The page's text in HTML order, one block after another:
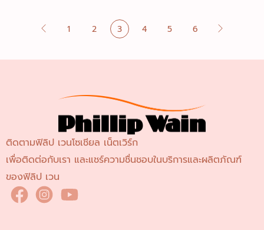
1 2 3 4 5 6
ติดตามฟิลิป เวนโซเชียล เน็ตเวิร์ก
เพื่อติดต่อกับเรา และแชร์ความชื่นชอบในบริการและผลิตภัณฑ์
ของฟิลิป เวน